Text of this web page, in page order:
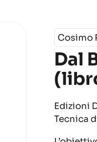
Cosimo
Dal
Edizioni
Tecnica